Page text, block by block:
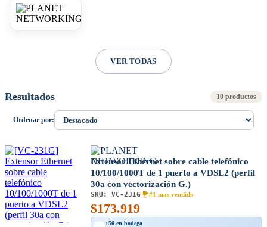
VER TODAS
Resultados 10 productos
Ordenar por:
Extensor Ethernet sobre cable telefónico
10/100/1000T de 1 puerto a VDSL2 (perfil
30a con vectorización G.)
SKU: VC-231G #1 mas vendido
$173.919
+50 en bodega